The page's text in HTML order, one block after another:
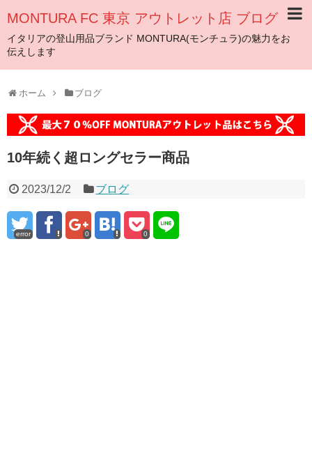
MONTURA FC 東京 アウトレット店 ブログ
イタリアの登山用品ブランド MONTURA(モンチュラ)の魅力をお
伝えします
ホーム ブログ
10年続く超ロングセラー商品
2023/12/2 ブログ
error 0 0